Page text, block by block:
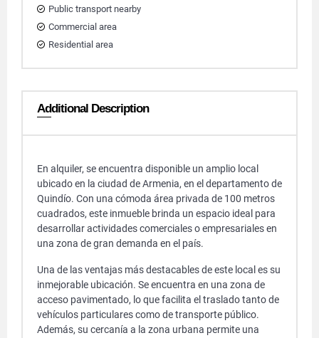
Public transport nearby
Commercial area
Residential area
Additional Description
En alquiler, se encuentra disponible un amplio local
ubicado en la ciudad de Armenia, en el departamento de
Quindío. Con una cómoda área privada de 100 metros
cuadrados, este inmueble brinda un espacio ideal para
desarrollar actividades comerciales o empresariales en
una zona de gran demanda en el país.
Una de las ventajas más destacables de este local es su
inmejorable ubicación. Se encuentra en una zona de
acceso pavimentado, lo que facilita el traslado tanto de
vehículos particulares como de transporte público.
Además, su cercanía a la zona urbana permite una